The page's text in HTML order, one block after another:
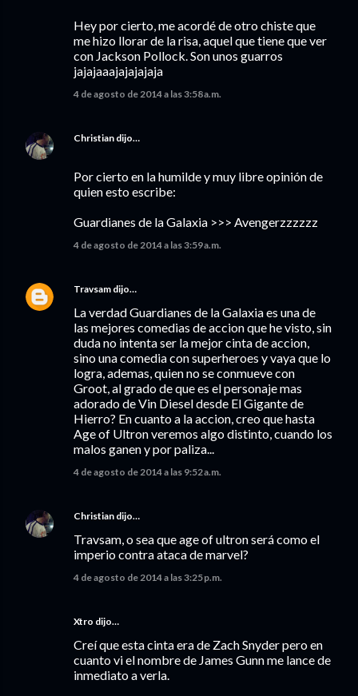
Hey por cierto, me acordé de otro chiste que
me hizo llorar de la risa, aquel que tiene que ver
con Jackson Pollock. Son unos guarros
jajajaaajajajajaja
4 de agosto de 2014 a las 3:58 a.m.
Christian dijo…
Por cierto en la humilde y muy libre opinión de
quien esto escribe:
Guardianes de la Galaxia >>> Avengerzzzzzz
4 de agosto de 2014 a las 3:59 a.m.
Travsam dijo…
La verdad Guardianes de la Galaxia es una de
las mejores comedias de accion que he visto, sin
duda no intenta ser la mejor cinta de accion,
sino una comedia con superheroes y vaya que lo
logra, ademas, quien no se conmueve con
Groot, al grado de que es el personaje mas
adorado de Vin Diesel desde El Gigante de
Hierro? En cuanto a la accion, creo que hasta
Age of Ultron veremos algo distinto, cuando los
malos ganen y por paliza...
4 de agosto de 2014 a las 9:52 a.m.
Christian dijo…
Travsam, o sea que age of ultron será como el
imperio contra ataca de marvel?
4 de agosto de 2014 a las 3:25 p.m.
Xtro dijo…
Creí que esta cinta era de Zach Snyder pero en
cuanto vi el nombre de James Gunn me lance de
inmediato a verla.